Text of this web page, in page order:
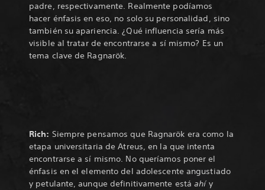
padre, respectivamente. Realmente podíamos
hacer énfasis en eso, no solo su personalidad, sino
también su apariencia. ¿Qué influencia sería más
visible al tratar de encontrarse a sí mismo? Es un
tema clave de Ragnarök.
Rich: Siempre pensamos que Ragnarök era como la
etapa universitaria de Atreus, en la que intenta
encontrarse a sí mismo. No queríamos poner el
énfasis en el elemento del adolescente angustiado
y petulante, aunque definitivamente estáahíy